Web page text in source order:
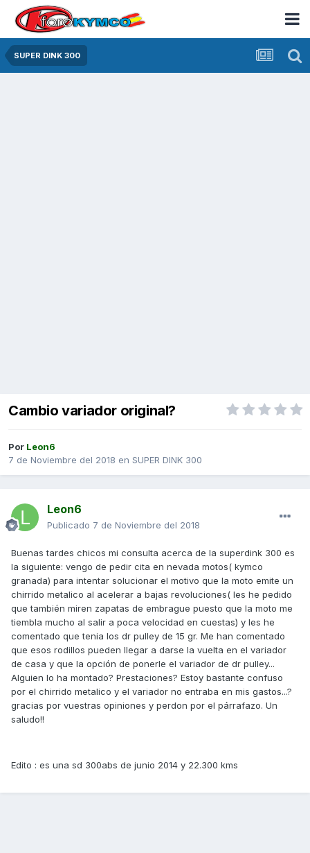
SUPER DINK 300
Cambio variador original?
Por Leon6
7 de Noviembre del 2018 en SUPER DINK 300
Leon6
Publicado 7 de Noviembre del 2018
Buenas tardes chicos mi consulta acerca de la superdink 300 es
la siguiente: vengo de pedir cita en nevada motos( kymco
granada) para intentar solucionar el motivo que la moto emite un
chirrido metalico al acelerar a bajas revoluciones( les he pedido
que también miren zapatas de embrague puesto que la moto me
tiembla mucho al salir a poca velocidad en cuestas) y les he
comentado que tenia los dr pulley de 15 gr. Me han comentado
que esos rodillos pueden llegar a darse la vuelta en el variador
de casa y que la opción de ponerle el variador de dr pulley...
Alguien lo ha montado? Prestaciones? Estoy bastante confuso
por el chirrido metalico y el variador no entraba en mis gastos...?
gracias por vuestras opiniones y perdon por el párrafazo. Un
saludo!!
Edito : es una sd 300abs de junio 2014 y 22.300 kms